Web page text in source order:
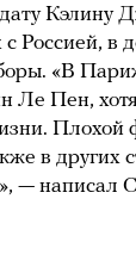
Кэлину
Россией, в
«В
Ле Пен,
Плохой
в других
— написал